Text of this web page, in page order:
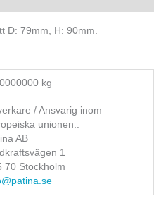
D: 79mm, H: 90mm.
kg
/ Ansvarig inom
unionen::
AB
1
70 Stockholm